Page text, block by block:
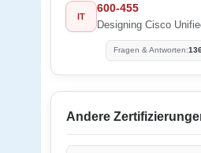
IT
600-455
Designing Cisco
Fragen & Antworten:
Andere